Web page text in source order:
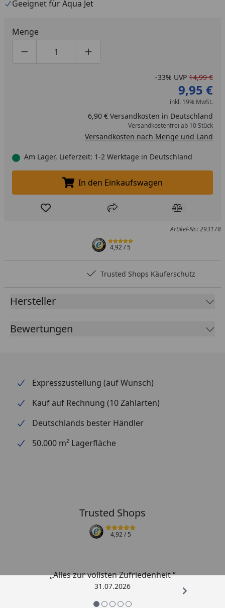
Geeignet für Aqua Jet
Menge
Produktmenge um eins verringern
Produktmenge manuell eingeben
Produktmenge um eins erhöhen
-33% UVP 14,99 €
9,95 €
inkl. 19% MwSt.
6,90 € Versandkosten in Deutschland
Versandkostenfrei ab 10 Stück
Versandkosten nach Menge und Land
Am Lager, Lieferzeit: 1-2 Werktage in Deutschland
In den Einkaufswagen legen
In den Einkaufswagen
Produkt zur Wunschliste hinzufügen
Teilen Produkt
Artikel-Nr.: 293178
4,92/ 5
Trusted Shops Käuferschutz
Hersteller
Bewertungen
Expresszustellung (auf Wunsch)
Kauf auf Rechnung (10 Zahlarten)
Deutschlands bester Händler
50.000 m² Lagerfläche
Trusted Shops
4,92/ 5
„Alles zur vollsten Zufriedenheit “
31.07.2026